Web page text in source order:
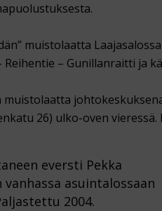
muistolaatta
– Gunillanraitti ja
26) ulko-oven vieressä.
eversti Pekka
asuintalossaan
2004.